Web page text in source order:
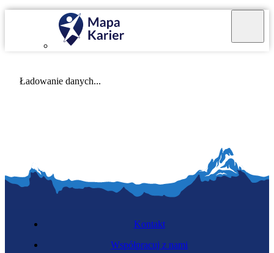
Ładowanie danych...
Kontakt
Współpracuj z nami